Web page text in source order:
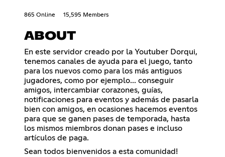
865 Online 15,595 Members
ABOUT
En este servidor creado por la Youtuber Dorqui,
tenemos canales de ayuda para el juego, tanto
para los nuevos como para los más antiguos
jugadores, como por ejemplo... conseguir
amigos, intercambiar corazones, guías,
notificaciones para eventos y además de pasarla
bien con amigos, en ocasiones hacemos eventos
para que se ganen pases de temporada, hasta
los mismos miembros donan pases e incluso
artículos de paga.
Sean todos bienvenidos a esta comunidad!